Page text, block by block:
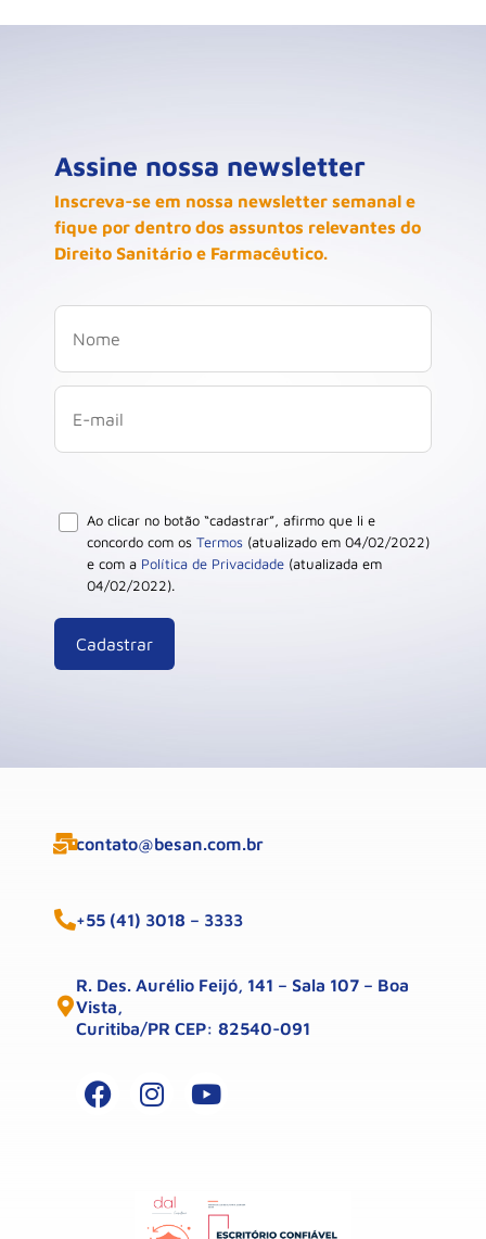
Assine nossa newsletter
Inscreva-se em nossa newsletter semanal e
fique por dentro dos assuntos relevantes do
Direito Sanitário e Farmacêutico.
Ao clicar no botão “cadastrar”, afirmo que li e
concordo com os Termos (atualizado em 04/02/2022)
e com a Política de Privacidade (atualizada em
04/02/2022).
contato@besan.com.br
+55 (41) 3018 – 3333
R. Des. Aurélio Feijó, 141 – Sala 107 – Boa
Vista,
Curitiba/PR CEP: 82540-091